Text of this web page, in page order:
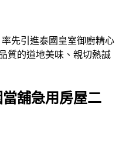
先引進泰國皇室御廚精心
質的道地美味、親切熱誠
舖急用房屋二